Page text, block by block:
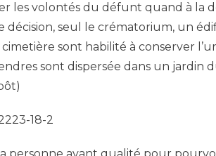
les volontés du défunt quand à la
décision, seul le crématorium, un
sont habilité à conserver
sont dispersée dans un jardin
18-2